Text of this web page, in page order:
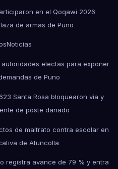
en el Qoqawi 2026
de armas de Puno
Noticias
electas para exponer
de Puno
Santa Rosa bloquearon vía y
de poste dañado
de maltrato contra escolar en
de Atuncolla
registra avance de 79 % y entra